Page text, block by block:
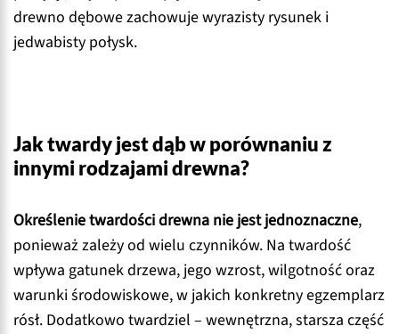
drewno dębowe zachowuje wyrazisty rysunek i
jedwabisty połysk.
Jak twardy jest dąb w porównaniu z
innymi rodzajami drewna?
Określenie twardości drewna nie jest jednoznaczne,
ponieważ zależy od wielu czynników. Na twardość
wpływa gatunek drzewa, jego wzrost, wilgotność oraz
warunki środowiskowe, w jakich konkretny egzemplarz
rósł. Dodatkowo twardziel – wewnętrzna, starsza część